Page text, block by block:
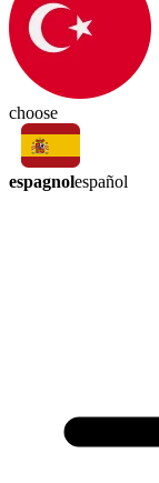
choose
espagnolespañol